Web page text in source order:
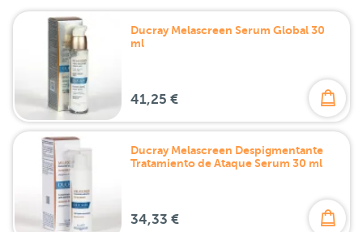
Ducray Melascreen Serum Global 30
ml
41,25 €
Ducray Melascreen Despigmentante
Tratamiento de Ataque Serum 30 ml
34,33 €